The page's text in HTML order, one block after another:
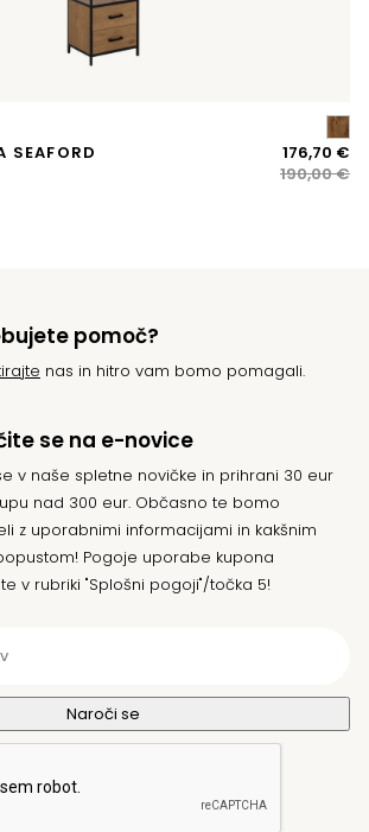
SEAFORD
190,00€
176,70 €
pomoč?
nas in hitro vam bomo pomagali.
se na e-novice
v naše spletne novičke in prihrani 30 eur
nad 300 eur. Občasno te bomo
z uporabnimi informacijami in kakšnim
Pogoje uporabe kupona
v rubriki "Splošni pogoji"/točka 5!